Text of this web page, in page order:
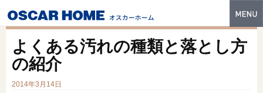
よくある汚れの種類と落とし方
の紹介
2014年3月14日